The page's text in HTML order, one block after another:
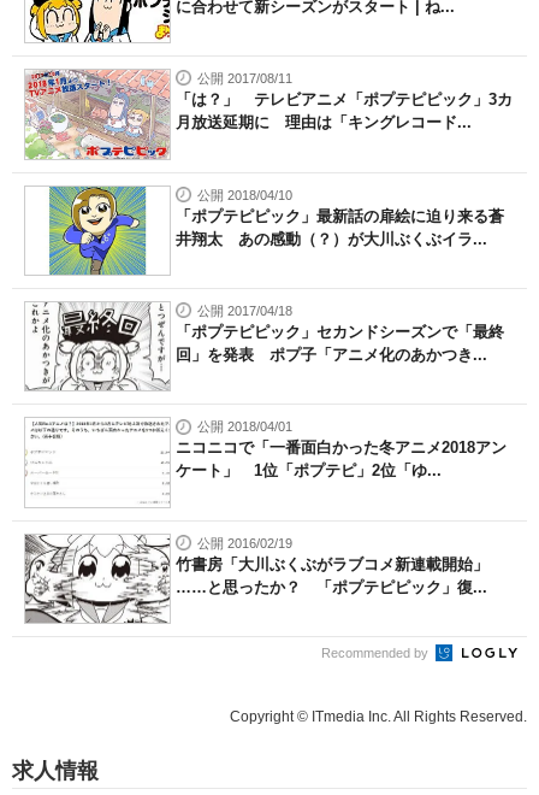
に合わせて新シーズンがスタート | ね...
公開 2017/08/11
「は？」 テレビアニメ「ポプテピピック」3カ
月放送延期に 理由は「キングレコード...
公開 2018/04/10
「ポプテピピック」最新話の扉絵に迫り来る蒼
井翔太 あの感動（？）が大川ぶくぶイラ...
公開 2017/04/18
「ポプテピピック」セカンドシーズンで「最終
回」を発表 ポプ子「アニメ化のあかつき...
公開 2018/04/01
ニコニコで「一番面白かった冬アニメ2018アン
ケート」 1位「ポプテピ」2位「ゆ...
公開 2016/02/19
竹書房「大川ぶくぶがラブコメ新連載開始」
……と思ったか？ 「ポプテピピック」復...
Recommended by
Copyright © ITmedia Inc. All Rights Reserved.
求人情報